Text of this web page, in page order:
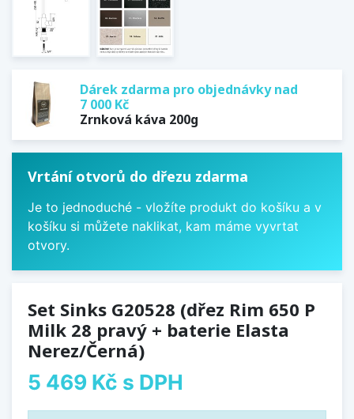
Dárek zdarma pro objednávky nad
7 000 Kč
Zrnková káva 200g
Vrtání otvorů do dřezu zdarma
Je to jednoduché - vložíte produkt do košíku a v
košíku si můžete naklikat, kam máme vyvrtat
otvory.
Set Sinks G20528 (dřez Rim 650 P
Milk 28 pravý + baterie Elasta
Nerez/Černá)
5 469 Kč s DPH